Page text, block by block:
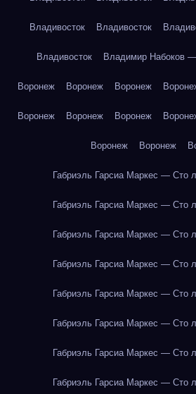
Владивосток Владивосток
Владивосток Владимир Набоков
Воронеж Воронеж Воронеж
Воронеж Воронеж Воронеж
Воронеж Воронеж
Габриэль Гарсиа Маркес — Сто
Габриэль Гарсиа Маркес — Сто
Габриэль Гарсиа Маркес — Сто
Габриэль Гарсиа Маркес — Сто
Габриэль Гарсиа Маркес — Сто
Габриэль Гарсиа Маркес — Сто
Габриэль Гарсиа Маркес — Сто
Габриэль Гарсиа Маркес — Сто